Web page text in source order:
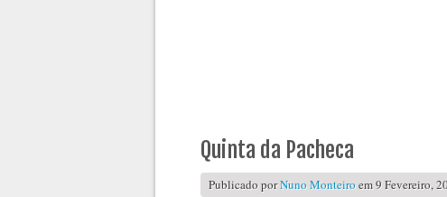
Quinta da Pacheca
Publicado porNuno Monteiroem 9 Fevereiro,